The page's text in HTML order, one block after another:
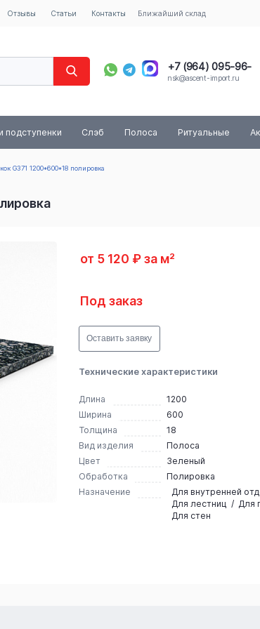
Отзывы Статьи Контакты Ближайший склад
+7 (964) 095-96-
40
nsk@ascent-import.ru
подступенки Слэб Полоса Ритуальные
G371 1200*600*18 полировка
от 5 120 ₽ за м²
Под заказ
Оставить заявку
Технические характеристики
Длина
1200
Ширина
600
Толщина
18
Вид изделия
Полоса
Цвет
Зеленый
Обработка
Полировка
Назначение
Для внутренней
Для лестниц
Для
Для стен